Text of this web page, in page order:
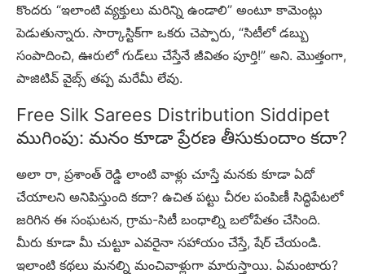
కొందరు “ఇలాంటి వ్యక్తులు మరిన్ని ఉండాలి” అంటూ కామెంట్లు
పెడుతున్నారు. సార్కాస్టిక్‌గా ఒకరు చెప్పారు, “సిటీలో డబ్బు
సంపాదించి, ఊరులో గుడ్‌లు చేస్తేనే జీవితం పూర్తి!” అని. మొత్తంగా,
పాజిటివ్ వైబ్స్ తప్ప మరేమీ లేవు.
Free Silk Sarees Distribution Siddipet
ముగింపు: మనం కూడా ప్రేరణ తీసుకుందాం కదా?
అలా రా, ప్రశాంత్ రెడ్డి లాంటి వాళ్లు చూస్తే మనకు కూడా ఏదో
చేయాలని అనిపిస్తుంది కదా? ఉచిత పట్టు చీరల పంపిణీ సిద్ధిపేటలో
జరిగిన ఈ సంఘటన, గ్రామ-సిటీ బంధాల్ని బలోపేతం చేసింది.
మీరు కూడా మీ చుట్టూ ఎవరైనా సహాయం చేస్తే, షేర్ చేయండి.
ఇలాంటి కథలు మనల్ని మంచివాళ్లుగా మారుస్తాయి. ఏమంటారు?